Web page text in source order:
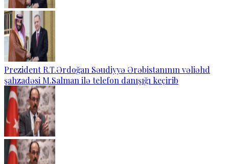
Prezident R.T.Ərdoğan Səudiyyə Ərəbistanının vəliəhd
şahzadəsi M.Salman ilə telefon danışığı keçirib